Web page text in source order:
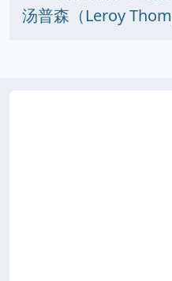
汤普森（Leroy